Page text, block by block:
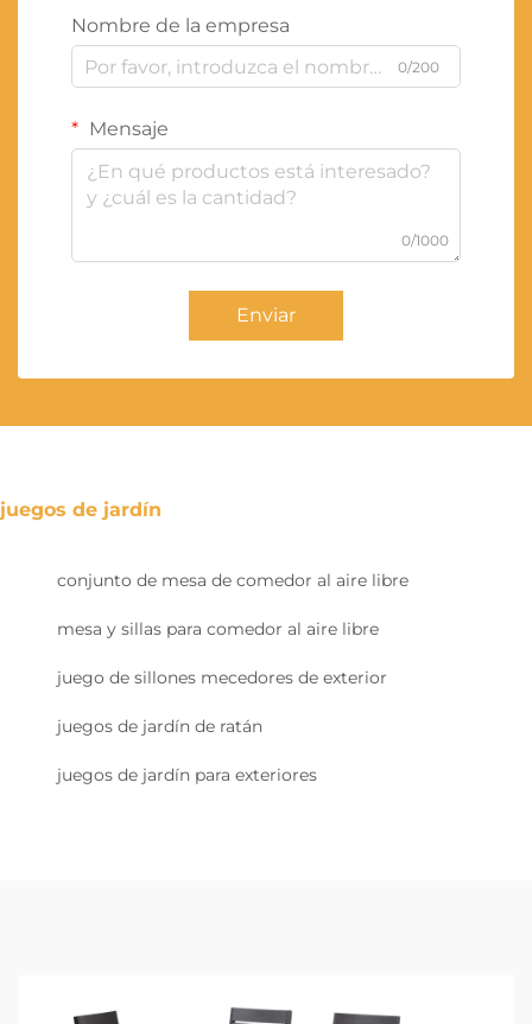
Nombre de la empresa
0/200
Mensaje
0/1000
Enviar
juegos de jardín
conjunto de mesa de comedor al aire libre
mesa y sillas para comedor al aire libre
juego de sillones mecedores de exterior
juegos de jardín de ratán
juegos de jardín para exteriores